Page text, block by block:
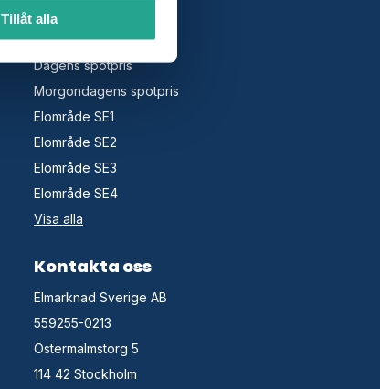
Tillåt alla
Spotpris
Dagens spotpris
Morgondagens spotpris
Elområde SE1
Elområde SE2
Elområde SE3
Elområde SE4
Visa alla
Kontakta oss
Elmarknad Sverige AB
559255-0213
Östermalmstorg 5
114 42 Stockholm